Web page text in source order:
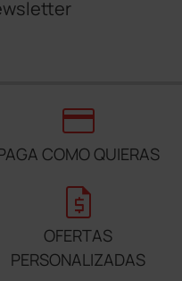
credit_card
COMO QUIERAS
request_quote
OFERTAS
PERSONALIZADAS